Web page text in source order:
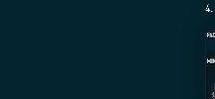
4.